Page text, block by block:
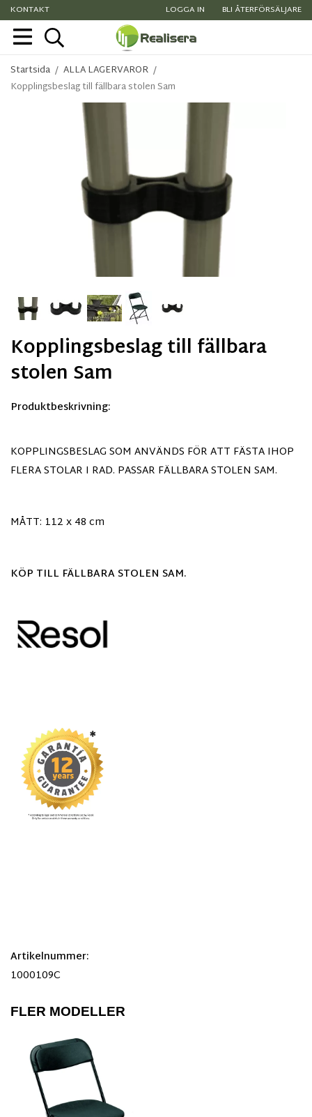
KONTAKT LOGGA IN BLI ÅTERFÖRSÄLJARE
Startsida / ALLA LAGERVAROR /
Kopplingsbeslag till fällbara stolen Sam
Kopplingsbeslag till fällbara
stolen Sam
Produktbeskrivning:
KOPPLINGSBESLAG SOM ANVÄNDS FÖR ATT FÄSTA IHOP
FLERA STOLAR I RAD. PASSAR FÄLLBARA STOLEN SAM.
MÅTT: 112 x 48 cm
KÖP TILL FÄLLBARA STOLEN SAM.
Artikelnummer:
1000109C
FLER MODELLER